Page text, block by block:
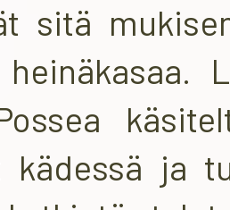
sitä
kädessä ja